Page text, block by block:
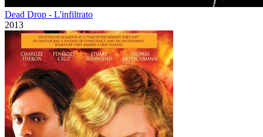
Dead Drop - L'infiltrato
2013